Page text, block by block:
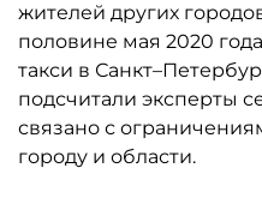
жителей других
половине мая 2020
такси в
подсчитали эксперты
связано с
городу и области.